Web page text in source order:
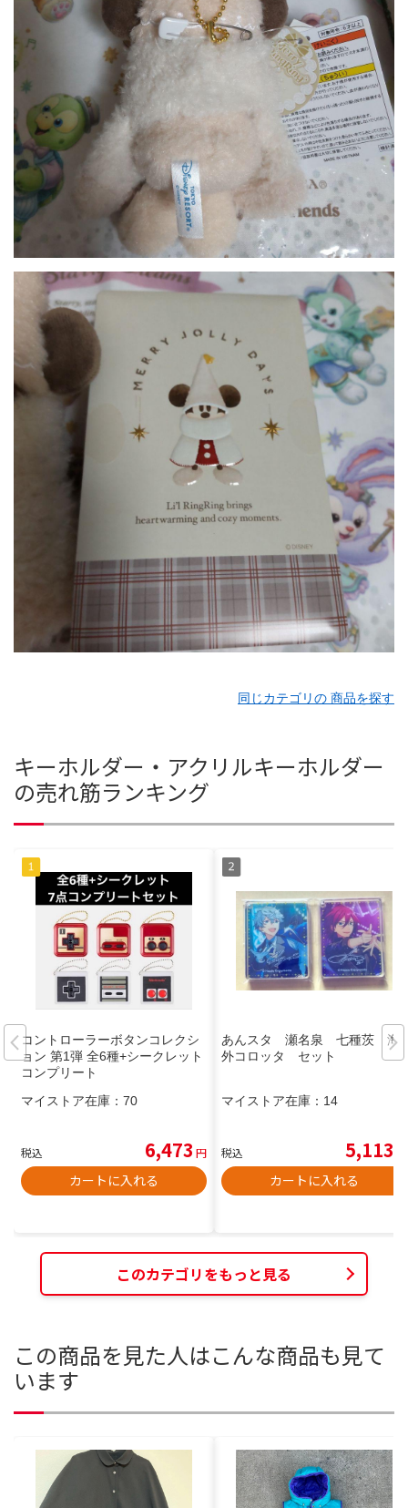
同じカテゴリの 商品を探す
キーホルダー・アクリルキーホルダー
の売れ筋ランキング
コントローラーボタンコレクシ
ョン 第1弾 全6種+シークレット
コンプリート
マイストア在庫： 70
税込 6,473 円
カートに入れる
あんスタ 瀬名泉 七種茨 海
外コロッタ セット
マイストア在庫： 14
税込 5,113
カートに入れる
このカテゴリをもっと見る
この商品を見た人はこんな商品も見て
います